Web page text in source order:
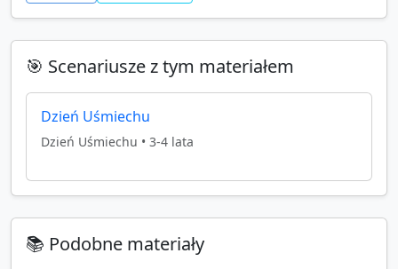
🎯 Scenariusze z tym materiałem
Dzień Uśmiechu
Dzień Uśmiechu • 3-4 lata
📚 Podobne materiały